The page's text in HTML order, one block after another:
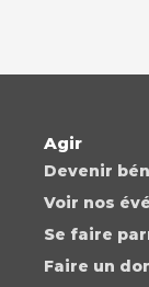
Agir
Devenir
Voir nos
Se faire
Faire un